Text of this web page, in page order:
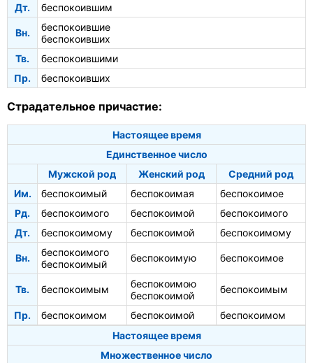
Дт.
беспокоившим
Вн.
беспокоившие
беспокоивших
Тв.
беспокоившими
Пр.
беспокоивших
Страдательное причастие:
Настоящее время
Единственное число
Мужской род
Женский род
Средний род
Им.
беспокоимый беспокоимая
беспокоимое
Рд.
беспокоимого беспокоимой
беспокоимого
Дт.
беспокоимому беспокоимой беспокоимому
Вн.
беспокоимого
беспокоимый
беспокоимую беспокоимое
Тв. беспокоимым
беспокоимою
беспокоимой
беспокоимым
Пр. беспокоимом беспокоимой
беспокоимом
Настоящее время
Множественное число